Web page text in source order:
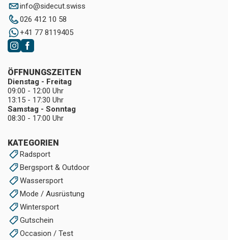
info@sidecut.swiss
026 412 10 58
+41 77 8119405
KATEGORIEN
Radsport
Bergsport & Outdoor
Wassersport
Mode / Ausrüstung
Wintersport
Gutschein
Occasion / Test
ÖFFNUNGSZEITEN
Dienstag - Freitag
09:00 - 12:00 Uhr
13:15 - 17:30 Uhr
Samstag - Sonntag
08:30 - 17:00 Uhr